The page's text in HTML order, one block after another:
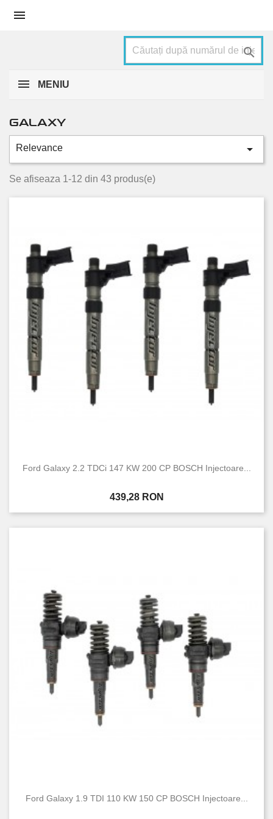


MENIU
1.6 TDCi
2
2.0 TDCi Bi-Turbo
2.2 TDCi
4
Stare
Nou Folosit 22
GALAXY
Relevance 
Se afiseaza 1-12 din 43 produs(e)
Ford Galaxy 2.2 TDCi 147 KW 200 CP BOSCH Injectoare...
Pret
439,28 RON
Ford Galaxy 1.9 TDI 110 KW 150 CP BOSCH Injectoare...